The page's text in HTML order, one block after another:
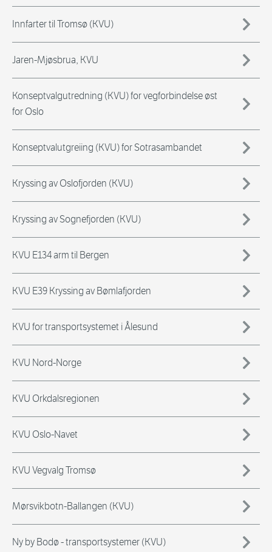
Innfarter til Tromsø (KVU)
Jaren-Mjøsbrua, KVU
Konseptvalgutredning (KVU) for vegforbindelse øst
for Oslo
Konseptvalutgreiing (KVU) for Sotrasambandet
Kryssing av Oslofjorden (KVU)
Kryssing av Sognefjorden (KVU)
KVU E134 arm til Bergen
KVU E39 Kryssing av Bømlafjorden
KVU for transportsystemet i Ålesund
KVU Nord-Norge
KVU Orkdalsregionen
KVU Oslo-Navet
KVU Vegvalg Tromsø
Mørsvikbotn-Ballangen (KVU)
Ny by Bodø - transportsystemer (KVU)